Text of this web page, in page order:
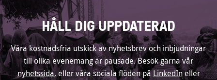
HÅLL DIG UPPDATERAD
Våra kostnadsfria utskick av nyhetsbrev och inbjudningar
till olika evenemang är pausade. Besök gärna vår
nyhetssida, eller våra sociala flöden påLinkedIneller